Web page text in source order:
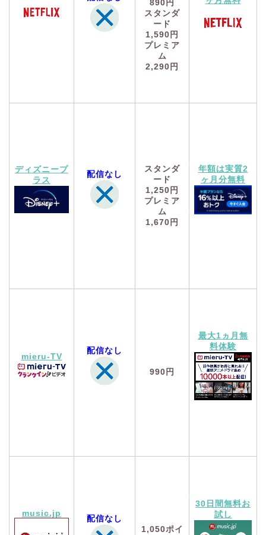
890円
スタンダ
ード
1,590円
プレミア
ム
2,290円
ディズニープ
ラス
配信なし
スタンダ
ード
1,250円
プレミア
ム
1,670円
年額は実質2
ヶ月分無料
mieru-TV
配信なし
990円
最大1ヵ月無
料体験
music.jp
配信なし
1,050ポイ
30日間無料お
試し